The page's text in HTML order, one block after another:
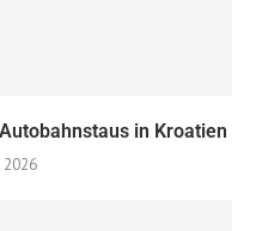
in Kroatien
2026